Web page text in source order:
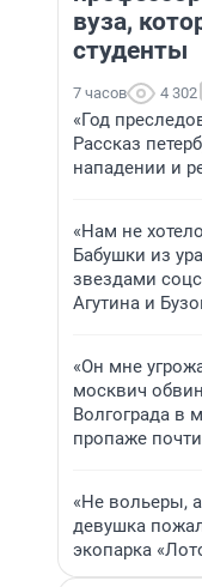
вуза,
студенты
7 часов 4 302
«Год
Рассказ
нападении и
«Нам не
Бабушки из
звездами
Агутина и
«Он мне
москвич
Волгограда в
пропаже
«Не вольеры,
девушка
экопарка